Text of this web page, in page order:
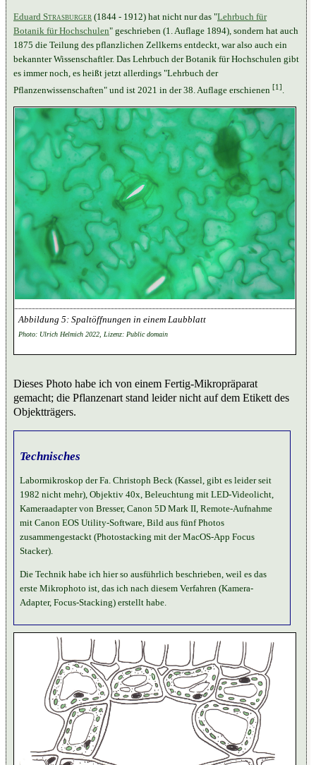
Eduard Strasburger (1844 - 1912) hat nicht nur das "Lehrbuch für
Botanik für Hochschulen" geschrieben (1. Auflage 1894), sondern hat auch
1875 die Teilung des pflanzlichen Zellkerns entdeckt, war also auch ein
bekannter Wissenschaftler. Das Lehrbuch der Botanik für Hochschulen gibt
es immer noch, es heißt jetzt allerdings "Lehrbuch der
Pflanzenwissenschaften" und ist 2021 in der 38. Auflage erschienen [1] .
Spaltöffnungen in einem Laubblatt
Photo: Ulrich Helmich 2022, Lizenz: Public domain
Dieses Photo habe ich von einem Fertig-Mikropräparat
gemacht; die Pflanzenart stand leider nicht auf dem Etikett des
Objektträgers.
Technisches
Labormikroskop der Fa. Christoph Beck (Kassel, gibt es leider seit
1982 nicht mehr), Objektiv 40x, Beleuchtung mit LED-Videolicht,
Kameraadapter von Bresser, Canon 5D Mark II, Remote-Aufnahme
mit Canon EOS Utility-Software, Bild aus fünf Photos
zusammengestackt (Photostacking mit der MacOS-App Focus
Stacker).
Die Technik habe ich hier so ausführlich beschrieben, weil es das
erste Mikrophoto ist, das ich nach diesem Verfahren (Kamera-
Adapter, Focus-Stacking) erstellt habe.